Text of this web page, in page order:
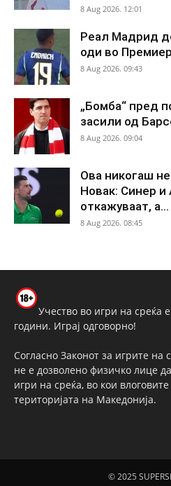
8 Aug 2026. 12:01
Реал Мадрид
оди во
8 Aug 2026. 09:43
„Бомба“ пред
засили од
8 Aug 2026. 09:04
Ова никогаш
Новак: Синер и
откажуваат, а...
8 Aug 2026. 08:45
Учество во игри на среќа
години. Играј одговорно!
Согласно Законот за игрите на
не е дозволено физичко лице
игри на среќа, во кои
територијата на Македонија.
© 2025